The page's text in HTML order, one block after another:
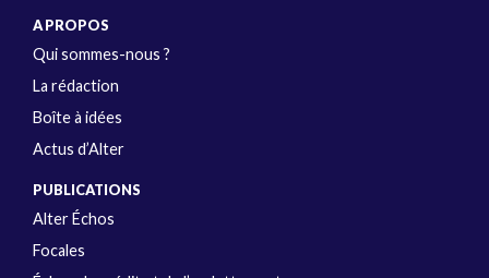
A PROPOS
Qui sommes-nous ?
La rédaction
Boîte à idées
Actus d’Alter
PUBLICATIONS
Alter Échos
Focales